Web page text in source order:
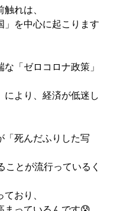
れは、
」を中心に起こります
「ゼロコロナ政策」
により、経済が低迷し
「死んだふりした写
ことが流行っているく
おり、